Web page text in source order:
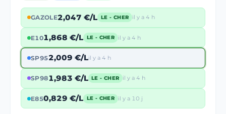
GAZOLE2,047 €/L LE - CHER il y a 4 h
E101,868 €/L LE - CHER il y a 4 h
SP952,009 €/Lil y a 4 h
SP981,983 €/L LE - CHER il y a 4 h
E850,829 €/L LE - CHER il y a 10 j